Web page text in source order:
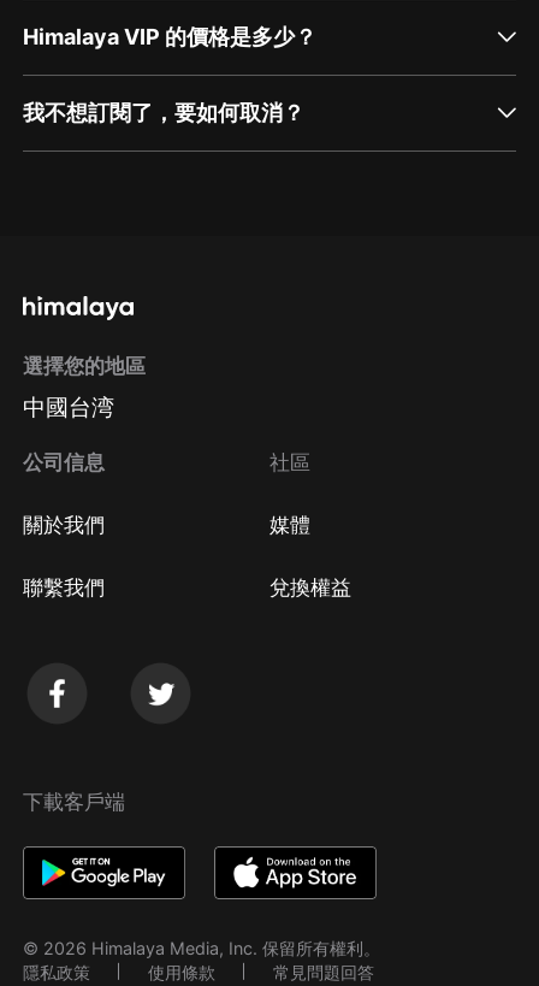
Himalaya VIP 的價格是多少？
我不想訂閱了，要如何取消？
方法 Google Play取消訂閱方法
選擇您的地區
中國台湾
公司信息
關於我們
聯繫我們
社區
媒體
兌換權益
下載客戶端
© 2026 Himalaya Media, Inc. 保留所有權利。
隱私政策
使用條款 常見問題回答